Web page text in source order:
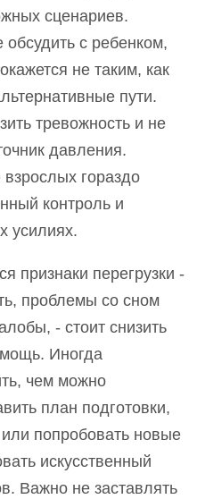
сценариев.
с ребенком,
не таким, как
пути.
тревожность и не
давления.
гораздо
контроль и
усилиях.
признаки перегрузки -
проблемы со сном
- стоит снизить
Иногда
чем можно
план подготовки,
попробовать новые
искусственный
Важно не заставлять